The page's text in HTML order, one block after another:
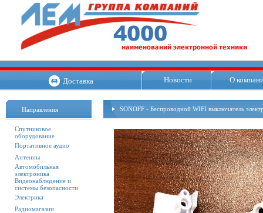
Доставка Новости О
Направления
Спутниковое
оборудование
Портативное аудио
Антенны
Автомобильная
электроника
Видеонаблюдение и
системы безопасности
Электрика
Радиомагазин
SONOFF - Беспроводной WIFI выключатель